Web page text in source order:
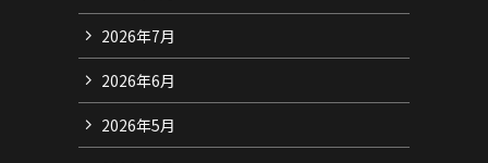
2026年7月
2026年6月
2026年5月